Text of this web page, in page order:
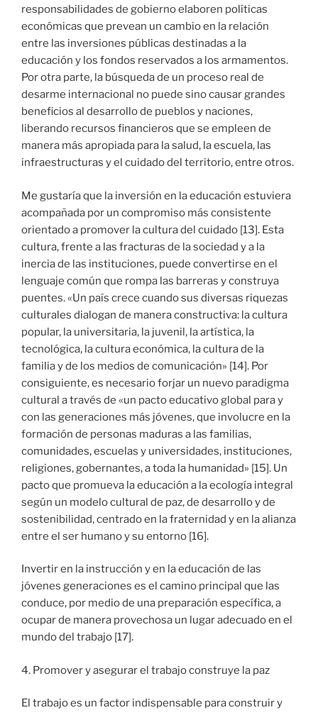
responsabilidades de gobierno elaboren políticas
económicas que prevean un cambio en la relación
entre las inversiones públicas destinadas a la
educación y los fondos reservados a los armamentos.
Por otra parte, la búsqueda de un proceso real de
desarme internacional no puede sino causar grandes
beneficios al desarrollo de pueblos y naciones,
liberando recursos financieros que se empleen de
manera más apropiada para la salud, la escuela, las
infraestructuras y el cuidado del territorio, entre otros.
Me gustaría que la inversión en la educación estuviera
acompañada por un compromiso más consistente
orientado a promover la cultura del cuidado [13]. Esta
cultura, frente a las fracturas de la sociedad y a la
inercia de las instituciones, puede convertirse en el
lenguaje común que rompa las barreras y construya
puentes. «Un país crece cuando sus diversas riquezas
culturales dialogan de manera constructiva: la cultura
popular, la universitaria, la juvenil, la artística, la
tecnológica, la cultura económica, la cultura de la
familia y de los medios de comunicación» [14]. Por
consiguiente, es necesario forjar un nuevo paradigma
cultural a través de «un pacto educativo global para y
con las generaciones más jóvenes, que involucre en la
formación de personas maduras a las familias,
comunidades, escuelas y universidades, instituciones,
religiones, gobernantes, a toda la humanidad» [15]. Un
pacto que promueva la educación a la ecología integral
según un modelo cultural de paz, de desarrollo y de
sostenibilidad, centrado en la fraternidad y en la alianza
entre el ser humano y su entorno [16].
Invertir en la instrucción y en la educación de las
jóvenes generaciones es el camino principal que las
conduce, por medio de una preparación específica, a
ocupar de manera provechosa un lugar adecuado en el
mundo del trabajo [17].
4. Promover y asegurar el trabajo construye la paz
El trabajo es un factor indispensable para construir y